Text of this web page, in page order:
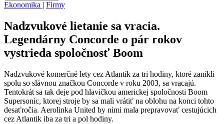
Ekonomika | Firmy
Nadzvukové lietanie sa vracia.
Legendárny Concorde o pár rokov
vystrieda spoločnosť Boom
Nadzvukové komerčné lety cez Atlantik za tri hodiny, ktoré zanikli
spolu so slávnou značkou Concorde v roku 2003, sa vracajú.
Tentokrát sa tak deje pod hlavičkou americkej spoločnosti Boom
Supersonic, ktorej stroje by sa mali vrátiť na oblohu na konci tohto
desaťročia. Aerolinka United by nimi mala prepravovať cestujúcich
cez Atlantik iba za tri a pol hodiny.